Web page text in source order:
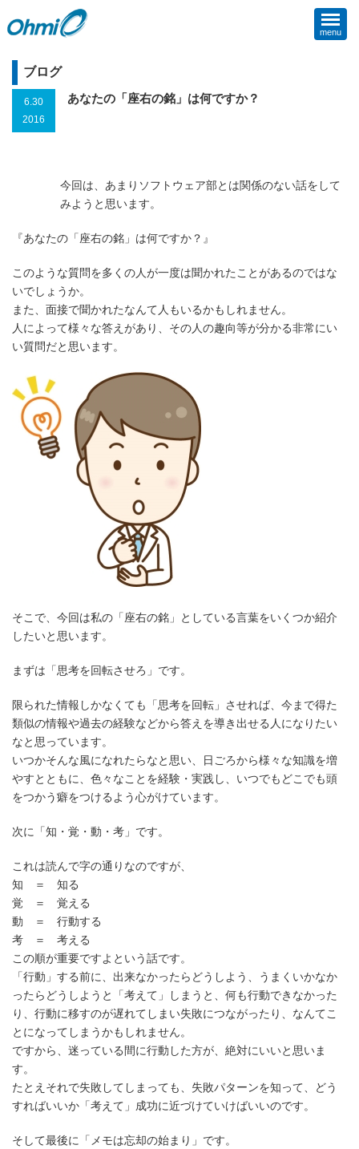
menu
ブログ
6.30
2016
あなたの「座右の銘」は何ですか？
今回は、あまりソフトウェア部とは関係のない話をして
みようと思います。
『あなたの「座右の銘」は何ですか？』
このような質問を多くの人が一度は聞かれたことがあるのではな
いでしょうか。
また、面接で聞かれたなんて人もいるかもしれません。
人によって様々な答えがあり、その人の趣向等が分かる非常にい
い質問だと思います。
そこで、今回は私の「座右の銘」としている言葉をいくつか紹介
したいと思います。
まずは「思考を回転させろ」です。
限られた情報しかなくても「思考を回転」させれば、今まで得た
類似の情報や過去の経験などから答えを導き出せる人になりたい
なと思っています。
いつかそんな風になれたらなと思い、日ごろから様々な知識を増
やすとともに、色々なことを経験・実践し、いつでもどこでも頭
をつかう癖をつけるよう心がけています。
次に「知・覚・動・考」です。
これは読んで字の通りなのですが、
知 ＝ 知る
覚 ＝ 覚える
動 ＝ 行動する
考 ＝ 考える
この順が重要ですよという話です。
「行動」する前に、出来なかったらどうしよう、うまくいかなか
ったらどうしようと「考えて」しまうと、何も行動できなかった
り、行動に移すのが遅れてしまい失敗につながったり、なんてこ
とになってしまうかもしれません。
ですから、迷っている間に行動した方が、絶対にいいと思いま
す。
たとえそれで失敗してしまっても、失敗パターンを知って、どう
すればいいか「考えて」成功に近づけていけばいいのです。
そして最後に「メモは忘却の始まり」です。